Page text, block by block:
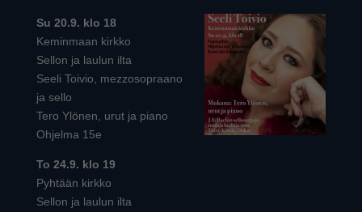
Su 20.9. klo 18
Keminmaan kirkko
Sellon ja laulun ilta
Seeli Toivio, mezzosopraano
ja sello
Tero Ylönen, urut ja piano
Ohjelma 15e
To 24.9. klo 19
Pyhtään kirkko
Sellon ja laulun ilta